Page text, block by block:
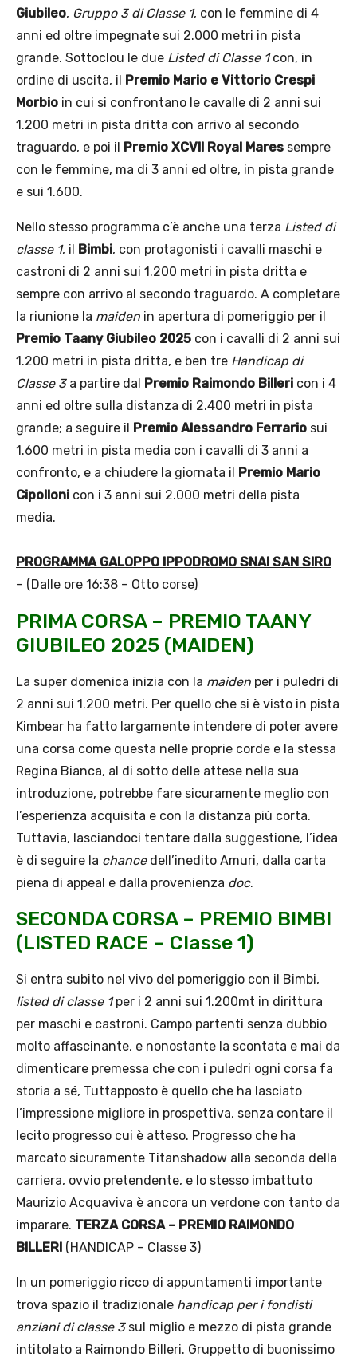
Giubileo, Gruppo 3 di Classe 1, con le femmine di 4
anni ed oltre impegnate sui 2.000 metri in pista
grande. Sottoclou le due Listed di Classe 1con, in
ordine di uscita, il Premio Mario e Vittorio Crespi
Morbio in cui si confrontano le cavalle di 2 anni sui
1.200 metri in pista dritta con arrivo al secondo
traguardo, e poi il Premio XCVII Royal Mares sempre
con le femmine, ma di 3 anni ed oltre, in pista grande
e sui 1.600.
Nello stesso programma c’è anche una terza Listed di
classe 1, il Bimbi, con protagonisti i cavalli maschi e
castroni di 2 anni sui 1.200 metri in pista dritta e
sempre con arrivo al secondo traguardo. A completare
la riunione la maiden in apertura di pomeriggio per il
Premio Taany Giubileo 2025 con i cavalli di 2 anni sui
1.200 metri in pista dritta, e ben tre Handicap di
Classe 3 a partire dal Premio Raimondo Billeri con i 4
anni ed oltre sulla distanza di 2.400 metri in pista
grande; a seguire il Premio Alessandro Ferrario sui
1.600 metri in pista media con i cavalli di 3 anni a
confronto, e a chiudere la giornata il Premio Mario
Cipolloni con i 3 anni sui 2.000 metri della pista
media.
PROGRAMMA GALOPPO IPPODROMO SNAI SAN SIRO
– (Dalle ore 16:38 – Otto corse)
PRIMA CORSA – PREMIO TAANY
GIUBILEO 2025 (MAIDEN)
La super domenica inizia con la maiden per i puledri di
2 anni sui 1.200 metri. Per quello che si è visto in pista
Kimbear ha fatto largamente intendere di poter avere
una corsa come questa nelle proprie corde e la stessa
Regina Bianca, al di sotto delle attese nella sua
introduzione, potrebbe fare sicuramente meglio con
l’esperienza acquisita e con la distanza più corta.
Tuttavia, lasciandoci tentare dalla suggestione, l’idea
è di seguire la chancedell’inedito Amuri, dalla carta
piena di appeal e dalla provenienza doc.
SECONDA CORSA – PREMIO BIMBI
(LISTED RACE – Classe 1)
Si entra subito nel vivo del pomeriggio con il Bimbi,
listed di classe 1per i 2 anni sui 1.200mt in dirittura
per maschi e castroni. Campo partenti senza dubbio
molto affascinante, e nonostante la scontata e mai da
dimenticare premessa che con i puledri ogni corsa fa
storia a sé, Tuttapposto è quello che ha lasciato
l’impressione migliore in prospettiva, senza contare il
lecito progresso cui è atteso. Progresso che ha
marcato sicuramente Titanshadow alla seconda della
carriera, ovvio pretendente, e lo stesso imbattuto
Maurizio Acquaviva è ancora un verdone con tanto da
imparare. TERZA CORSA – PREMIO RAIMONDO
BILLERI (HANDICAP – Classe 3)
In un pomeriggio ricco di appuntamenti importante
trova spazio il tradizionale handicap per i fondisti
anziani di classe 3 sul miglio e mezzo di pista grande
intitolato a Raimondo Billeri. Gruppetto di buonissimo